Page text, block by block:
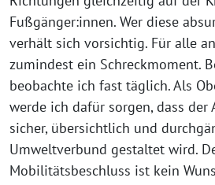
Fußgänger:innen. Wer diese
verhält sich vorsichtig. Für alle
zumindest ein Schreckmoment.
beobachte ich fast täglich. Als
werde ich dafür sorgen, dass
sicher, übersichtlich und
Umweltverbund gestaltet wird.
Mobilitätsbeschluss ist kein